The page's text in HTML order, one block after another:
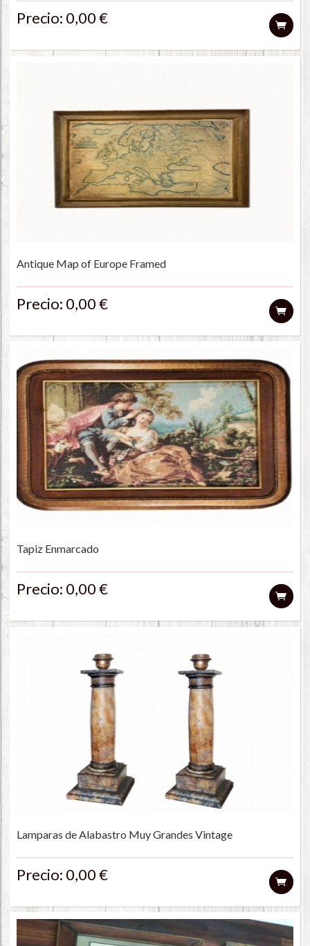
Precio: 0,00 €
Antique Map of Europe Framed
Precio: 0,00 €
Tapiz Enmarcado
Precio: 0,00 €
Lamparas de Alabastro Muy Grandes Vintage
Precio: 0,00 €